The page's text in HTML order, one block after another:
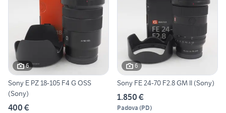
6
Sony E PZ 18-105 F4 G OSS
(Sony)
400 €
6
Sony FE 24-70 F2.8 GM II (Sony)
1.850 €
Padova (PD)